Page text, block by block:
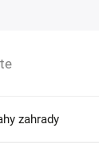
zahrady